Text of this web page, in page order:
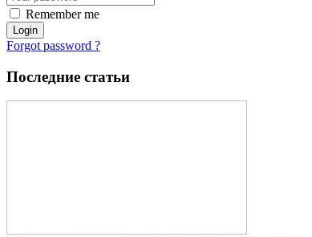
Remember me
Forgot password ?
Последние статьи